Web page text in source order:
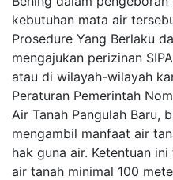
kebutuhan mata air
Prosedure Yang Berlaku
mengajukan perizinan
atau di wilayah-wilayah
Peraturan Pemerintah
Air Tanah Pangulah Baru,
mengambil manfaat air
hak guna air. Ketentuan
air tanah minimal 100